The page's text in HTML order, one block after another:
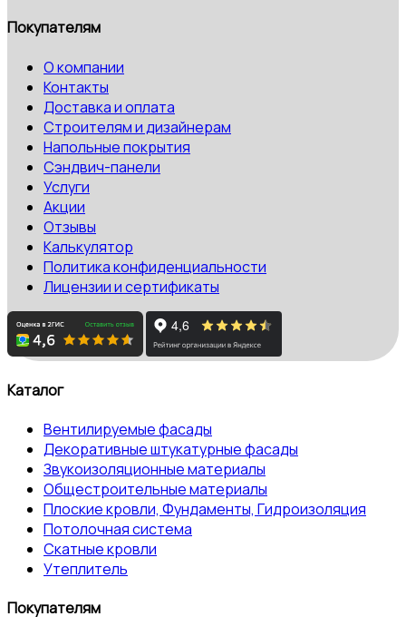
Покупателям
О компании
Контакты
Доставка и оплата
Строителям и дизайнерам
Напольные покрытия
Сэндвич-панели
Услуги
Акции
Отзывы
Калькулятор
Политика конфиденциальности
Лицензии и сертификаты
Каталог
Вентилируемые фасады
Декоративные штукатурные фасады
Звукоизоляционные материалы
Общестроительные материалы
Плоские кровли, Фундаменты, Гидроизоляция
Потолочная система
Скатные кровли
Утеплитель
Покупателям